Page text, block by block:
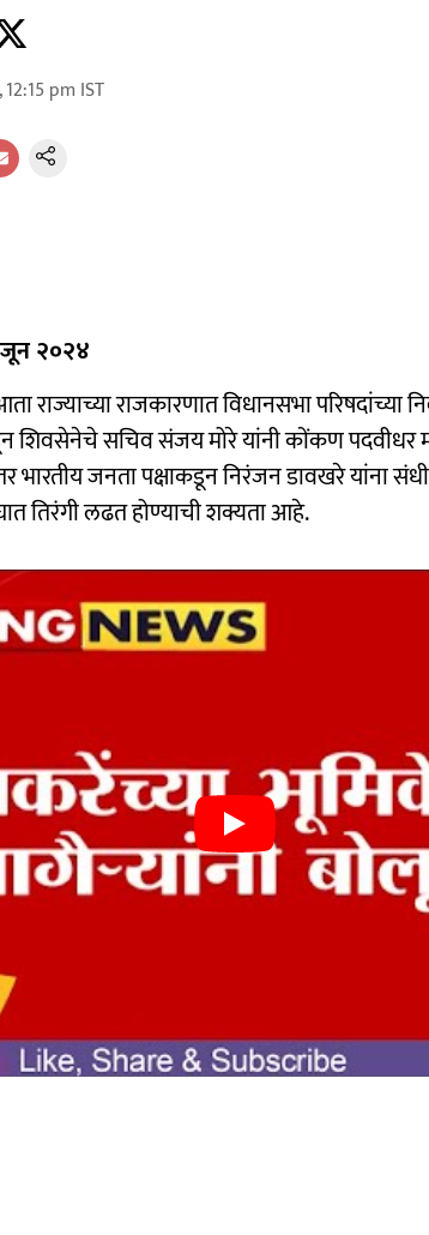
pm IST
२०२४
राज्याच्या राजकारणात विधानसभा
सचिव संजय मोरे यांनी कोंकण पदवीधर
भारतीय जनता पक्षाकडून निरंजन डावखरे यांना
तिरंगी लढत होण्याची शक्यता आहे.